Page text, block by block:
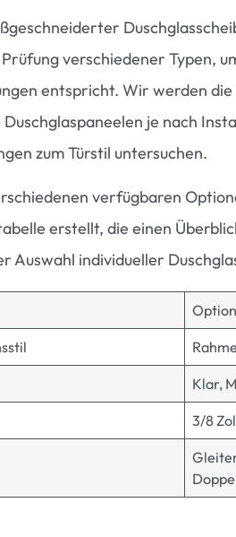
verschiedener Typen,
entspricht. Wir werden
je nach
zum Türstil untersuchen.
verfügbaren
erstellt, die einen
Auswahl individueller
Klar,
3/8